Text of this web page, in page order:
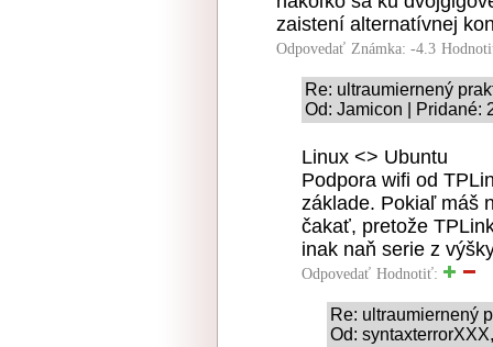
zaistení alternatívnej
Odpovedať Známka: -4.3
Re: ultraumiernený
Od: Jamicon | Pridané:
Linux <> Ubuntu
Podpora wifi od
základe. Pokiaľ máš
čakať, pretože
inak naň serie z
Odpovedať Hodnotiť:
Re: ultraumiernený
Od: